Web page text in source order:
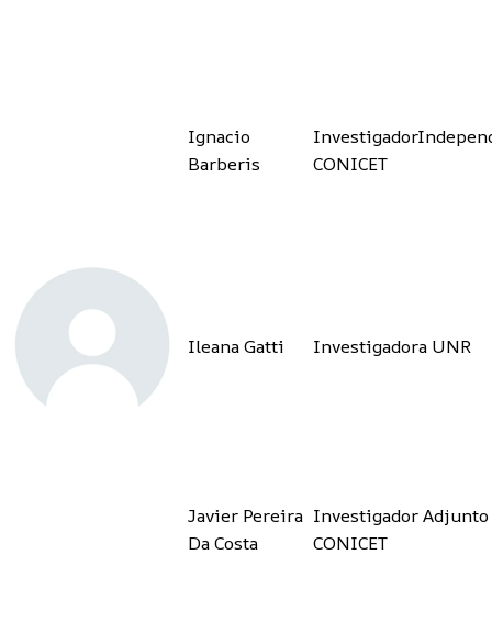
Ignacio
Barberis
CONICET
Ileana Gatti Investigadora UNR
Javier Pereira
Da Costa
Investigador Adjunto
CONICET